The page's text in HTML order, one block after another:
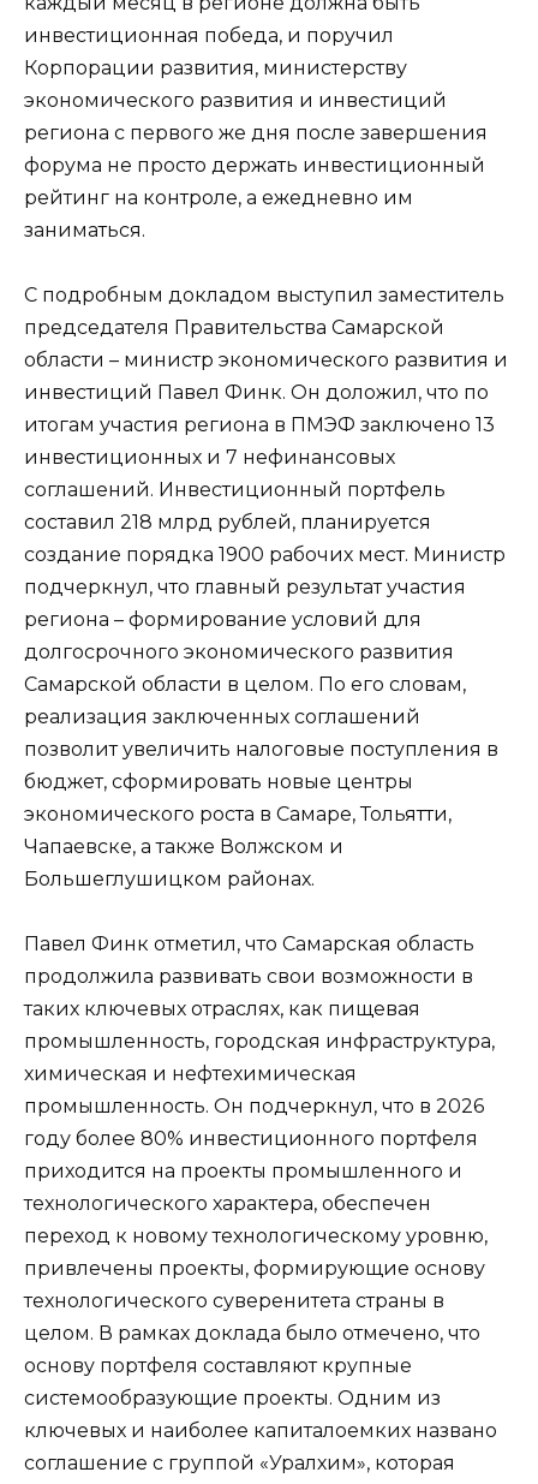
инвестиционная победа, и поручил
Корпорации развития, министерству
экономического развития и инвестиций
региона с первого же дня после завершения
форума не просто держать инвестиционный
рейтинг на контроле, а ежедневно им
заниматься.
С подробным докладом выступил заместитель
председателя Правительства Самарской
области – министр экономического развития и
инвестиций Павел Финк. Он доложил, что по
итогам участия региона в ПМЭФ заключено 13
инвестиционных и 7 нефинансовых
соглашений. Инвестиционный портфель
составил 218 млрд рублей, планируется
создание порядка 1900 рабочих мест. Министр
подчеркнул, что главный результат участия
региона – формирование условий для
долгосрочного экономического развития
Самарской области в целом. По его словам,
реализация заключенных соглашений
позволит увеличить налоговые поступления в
бюджет, сформировать новые центры
экономического роста в Самаре, Тольятти,
Чапаевске, а также Волжском и
Большеглушицком районах.
Павел Финк отметил, что Самарская область
продолжила развивать свои возможности в
таких ключевых отраслях, как пищевая
промышленность, городская инфраструктура,
химическая и нефтехимическая
промышленность. Он подчеркнул, что в 2026
году более 80% инвестиционного портфеля
приходится на проекты промышленного и
технологического характера, обеспечен
переход к новому технологическому уровню,
привлечены проекты, формирующие основу
технологического суверенитета страны в
целом. В рамках доклада было отмечено, что
основу портфеля составляют крупные
системообразующие проекты. Одним из
ключевых и наиболее капиталоемких названо
соглашение с группой «Уралхим», которая